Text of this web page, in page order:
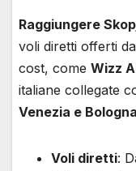
Raggiungere
voli diretti offerti
cost, come Wizz
italiane collegate
Venezia e Bologna
Voli diretti: